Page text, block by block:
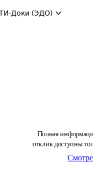
Доки (ЭДО)
Полная
отклик доступны